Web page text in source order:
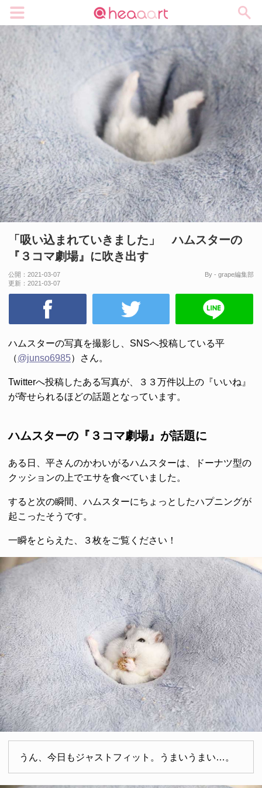
「吸い込まれていきました」 ハムスターの
『３コマ劇場』に吹き出す
公開： 2021-03-07
更新： 2021-03-07
By - grape編集部
ハムスターの写真を撮影し、SNSへ投稿している平
（@junso6985）さん。
Twitterへ投稿したある写真が、３３万件以上の『いいね』
が寄せられるほどの話題となっています。
ハムスターの『３コマ劇場』が話題に
ある日、平さんのかわいがるハムスターは、ドーナツ型の
クッションの上でエサを食べていました。
すると次の瞬間、ハムスターにちょっとしたハプニングが
起こったそうです。
一瞬をとらえた、３枚をご覧ください！
うん、今日もジャストフィット。うまいうまい…。